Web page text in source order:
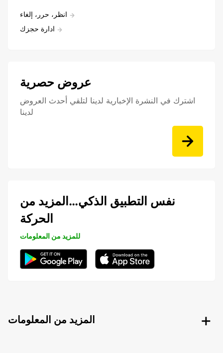
انظر، حرر، إلغاء
ادارة حجزك
عروض حصرية
اشترك في النشرة الإخبارية لدينا لتلقي أحدث العروض
لدينا
نفس التطبيق الذكي…المزيد من
الحركة
للمزيد من المعلومات
المزيد من المعلومات